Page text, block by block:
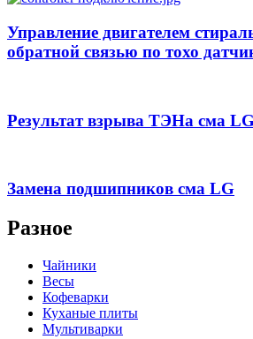
Управление двигателем
обратной связью по тохо
Результат взрыва ТЭНа сма
Замена подшипников сма LG
Разное
Чайники
Весы
Кофеварки
Куханые плиты
Мультиварки